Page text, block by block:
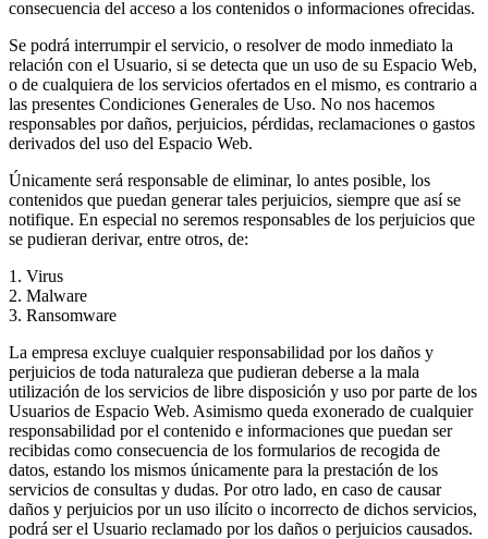
consecuencia del acceso a los contenidos o informaciones ofrecidas.
Se podrá interrumpir el servicio, o resolver de modo inmediato la
relación con el Usuario, si se detecta que un uso de su Espacio Web,
o de cualquiera de los servicios ofertados en el mismo, es contrario a
las presentes Condiciones Generales de Uso. No nos hacemos
responsables por daños, perjuicios, pérdidas, reclamaciones o gastos
derivados del uso del Espacio Web.
Únicamente será responsable de eliminar, lo antes posible, los
contenidos que puedan generar tales perjuicios, siempre que así se
notifique. En especial no seremos responsables de los perjuicios que
se pudieran derivar, entre otros, de:
1. Virus
2. Malware
3. Ransomware
La empresa excluye cualquier responsabilidad por los daños y
perjuicios de toda naturaleza que pudieran deberse a la mala
utilización de los servicios de libre disposición y uso por parte de los
Usuarios de Espacio Web. Asimismo queda exonerado de cualquier
responsabilidad por el contenido e informaciones que puedan ser
recibidas como consecuencia de los formularios de recogida de
datos, estando los mismos únicamente para la prestación de los
servicios de consultas y dudas. Por otro lado, en caso de causar
daños y perjuicios por un uso ilícito o incorrecto de dichos servicios,
podrá ser el Usuario reclamado por los daños o perjuicios causados.